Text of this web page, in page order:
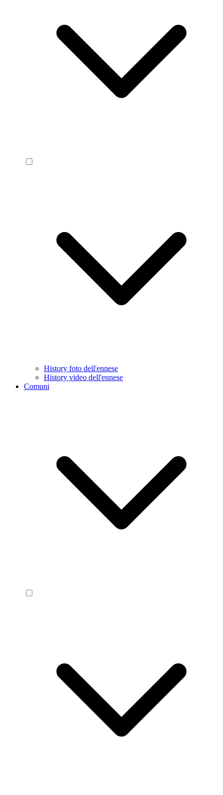
History foto dell'ennese
History video dell'ennese
Comuni